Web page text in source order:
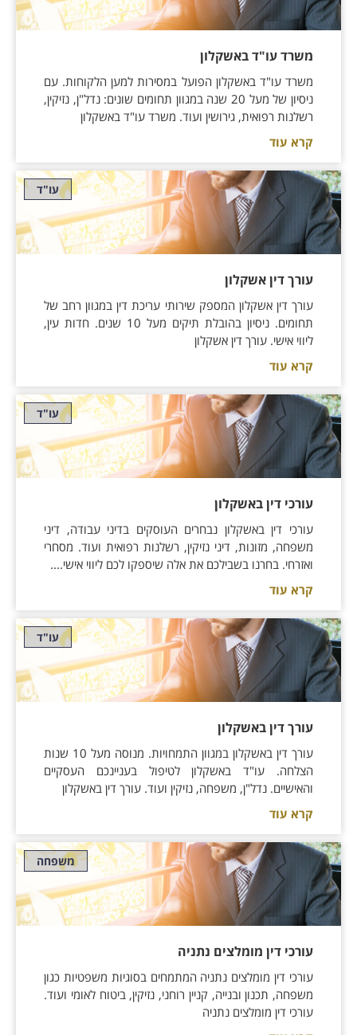
משרד עו"ד באשקלון
משרד עו"ד באשקלון הפועל במסירות למען הלקוחות. עם
ניסיון של מעל 20 שנה במגוון תחומים שונים: נדל"ן, נזיקין,
רשלנות רפואית, גירושין ועוד. משרד עו"ד באשקלון
קרא עוד
עו"ד
עורך דין אשקלון
עורך דין אשקלון המספק שירותי עריכת דין במגוון רחב של
תחומים. ניסיון בהובלת תיקים מעל 10 שנים. חדות עין,
ליווי אישי. עורך דין אשקלון
קרא עוד
עו"ד
עורכי דין באשקלון
עורכי דין באשקלון נבחרים העוסקים בדיני עבודה, דיני
משפחה, מזונות, דיני נזיקין, רשלנות רפואית ועוד. מסחרי
ואזרחי. בחרנו בשבילכם את אלה שיספקו לכם ליווי אישי....
קרא עוד
עו"ד
עורך דין באשקלון
עורך דין באשקלון במגוון התמחויות. מנוסה מעל 10 שנות
הצלחה. עו"ד באשקלון לטיפול בעניינכם העסקיים
והאישיים. נדל"ן, משפחה, נזיקין ועוד. עורך דין באשקלון
קרא עוד
משפחה
עורכי דין מומלצים נתניה
עורכי דין מומלצים נתניה המתמחים בסוגיות משפטיות כגון
משפחה, תכנון ובנייה, קניין רוחני, נזיקין, ביטוח לאומי ועוד.
עורכי דין מומלצים נתניה